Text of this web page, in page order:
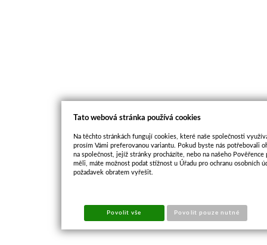
Tato webová stránka používá cookies
Na těchto stránkách fungují cookies, které naše společnosti
prosím Vámi preferovanou variantu. Pokud byste nás potřebovali
na společnost, jejíž stránky procházíte, nebo na našeho
měli, máte možnost podat stížnost u Úřadu pro ochranu osobních
požadavek obratem vyřešit.
Povolit vše Povolit pouze nutné